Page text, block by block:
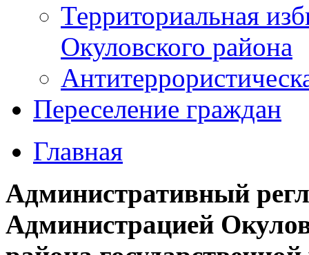
Территориальная
Окуловского района
Переселение граждан
Главная
Административный
Администрацией